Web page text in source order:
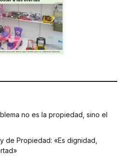
no es la propiedad, sino el
de Propiedad: «Es dignidad,